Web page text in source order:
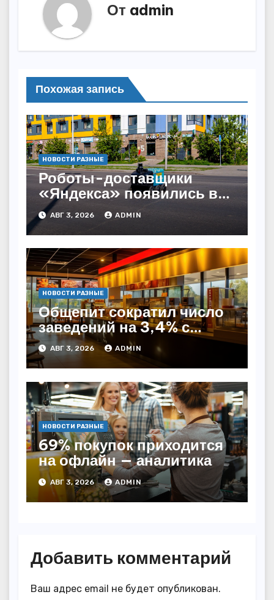
От admin
Похожая запись
НОВОСТИ РАЗНЫЕ
Роботы-доставщики
«Яндекса» появились в
Казахстане
АВГ 3, 2026 ADMIN
НОВОСТИ РАЗНЫЕ
Общепит сократил число
заведений на 3,4% с
начала года — INFOLine
АВГ 3, 2026 ADMIN
НОВОСТИ РАЗНЫЕ
69% покупок приходится
на офлайн — аналитика
АВГ 3, 2026 ADMIN
Добавить комментарий
Ваш адрес email не будет опубликован.